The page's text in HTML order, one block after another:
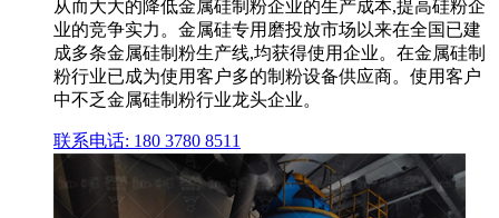
从而大大的降低金属硅制粉企业的生产成本,提高硅粉企
业的竞争实力。金属硅专用磨投放市场以来在全国已建
成多条金属硅制粉生产线,均获得使用企业。在金属硅制
粉行业已成为使用客户多的制粉设备供应商。使用客户
中不乏金属硅制粉行业龙头企业。
联系电话: 180 3780 8511